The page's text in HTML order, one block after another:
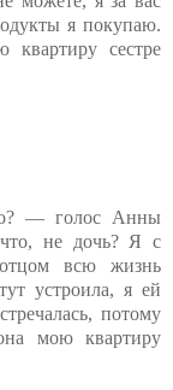
я покупаю.
сестре
— голос Анны
не дочь? Я с
всю жизнь
устроила, я ей
потому
мою квартиру